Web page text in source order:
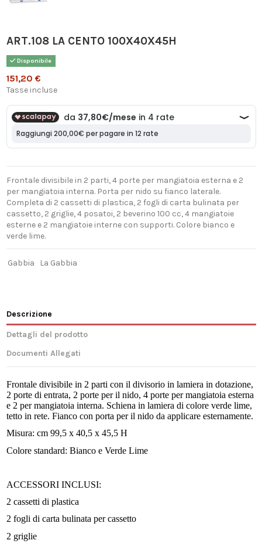
ART.108 LA CENTO 100X40X45H
Disponibile
151,20 €
Tasse incluse
Frontale divisibile in 2 parti, 4 porte per mangiatoia esterna e 2
per mangiatoia interna. Porta per nido su fianco laterale.
Completa di 2 cassetti di plastica, 2 fogli di carta bulinata per
cassetto, 2 griglie, 4 posatoi, 2 beverino 100 cc, 4 mangiatoie
esterne e 2 mangiatoie interne con supporti. Colore bianco e
verde lime.
Gabbia La Gabbia
Descrizione
Dettagli del prodotto
Documenti Allegati
Frontale divisibile in 2 parti con il divisorio in lamiera in dotazione,
2 porte di entrata, 2 porte per il nido, 4 porte per mangiatoia esterna
e 2 per mangiatoia interna. Schiena in lamiera di colore verde lime,
tetto in rete. Fianco con porta per il nido da applicare esternamente.
Misura: cm 99,5 x 40,5 x 45,5 H
Colore standard: Bianco e Verde Lime
ACCESSORI INCLUSI:
2 cassetti di plastica
2 fogli di carta bulinata per cassetto
2 griglie